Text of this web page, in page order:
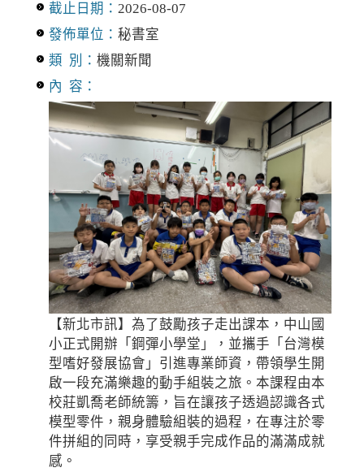
截止日期： 2026-08-07
發佈單位： 秘書室
類 別： 機關新聞
內 容：
【新北市訊】為了鼓勵孩子走出課本，中山國
小正式開辦「鋼彈小學堂」，並攜手「台灣模
型嗜好發展協會」引進專業師資，帶領學生開
啟一段充滿樂趣的動手組裝之旅。本課程由本
校莊凱喬老師統籌，旨在讓孩子透過認識各式
模型零件，親身體驗組裝的過程，在專注於零
件拼組的同時，享受親手完成作品的滿滿成就
感。